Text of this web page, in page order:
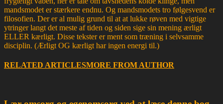
mandsmodet er stærkere endnu. Og mandsmodets tro følgesvend er
filosofien. Der er al mulig grund til at at lukke røven med vigtige
ytringer langt det meste af tiden og siden sige sin mening ærligt
ELLER kærligt. Disse tekster er ment som træning i selvsamme
disciplin. (Ærligt OG kærligt har ingen energi til.)
RELATED ARTICLESMORE FROM AUTHOR